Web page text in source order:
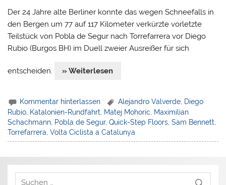
Der 24 Jahre alte Berliner konnte das wegen Schneefalls in
den Bergen um 77 auf 117 Kilometer verkürzte vorletzte
Teilstück von Pobla de Segur nach Torrefarrera vor Diego
Rubio (Burgos BH) im Duell zweier Ausreißer für sich
entscheiden. » Weiterlesen
Kommentar hinterlassen Alejandro Valverde Diego
Rubio, Katalonien-Rundfahrt, Matej Mohoric, Maximilian
Schachmann, Pobla de Segur,Quick-Step Floors,Sam Bennett,
Torrefarrera,Volta Ciclista a Catalunya